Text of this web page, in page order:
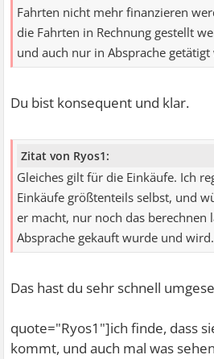
Fahrten nicht mehr finanzieren
die Fahrten in Rechnung gestellt
und auch nur in Absprache getätigt
Du bist konsequent und klar.
Zitat von Ryos1:
Gleiches gilt für die Einkäufe. Ich
Einkäufe größtenteils selbst, und
er macht, nur noch das berechnen
Absprache gekauft wurde und wird.
Das hast du sehr schnell
quote="Ryos1"]ich finde, dass
kommt, und auch mal was